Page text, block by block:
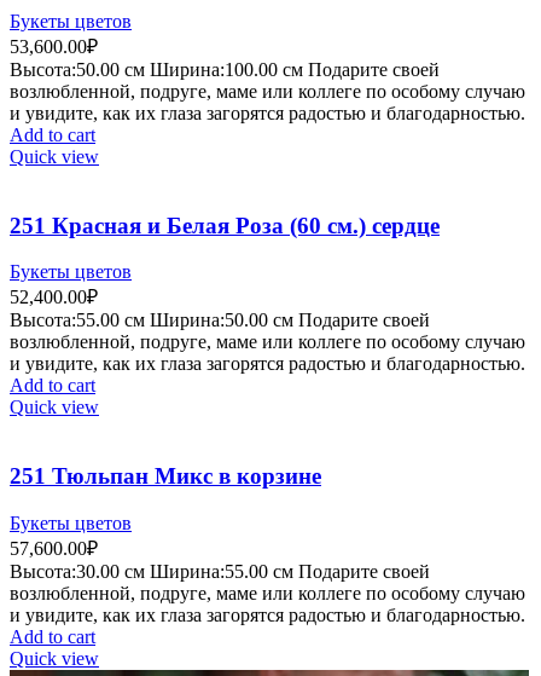
Букеты цветов
53,600.00₽
Высота:50.00 см Ширина:100.00 см Подарите своей
возлюбленной, подруге, маме или коллеге по особому случаю
и увидите, как их глаза загорятся радостью и благодарностью.
Add to cart
Quick view
251 Красная и Белая Роза (60 см.) сердце
Букеты цветов
52,400.00₽
Высота:55.00 см Ширина:50.00 см Подарите своей
возлюбленной, подруге, маме или коллеге по особому случаю
и увидите, как их глаза загорятся радостью и благодарностью.
Add to cart
Quick view
251 Тюльпан Микс в корзине
Букеты цветов
57,600.00₽
Высота:30.00 см Ширина:55.00 см Подарите своей
возлюбленной, подруге, маме или коллеге по особому случаю
и увидите, как их глаза загорятся радостью и благодарностью.
Add to cart
Quick view